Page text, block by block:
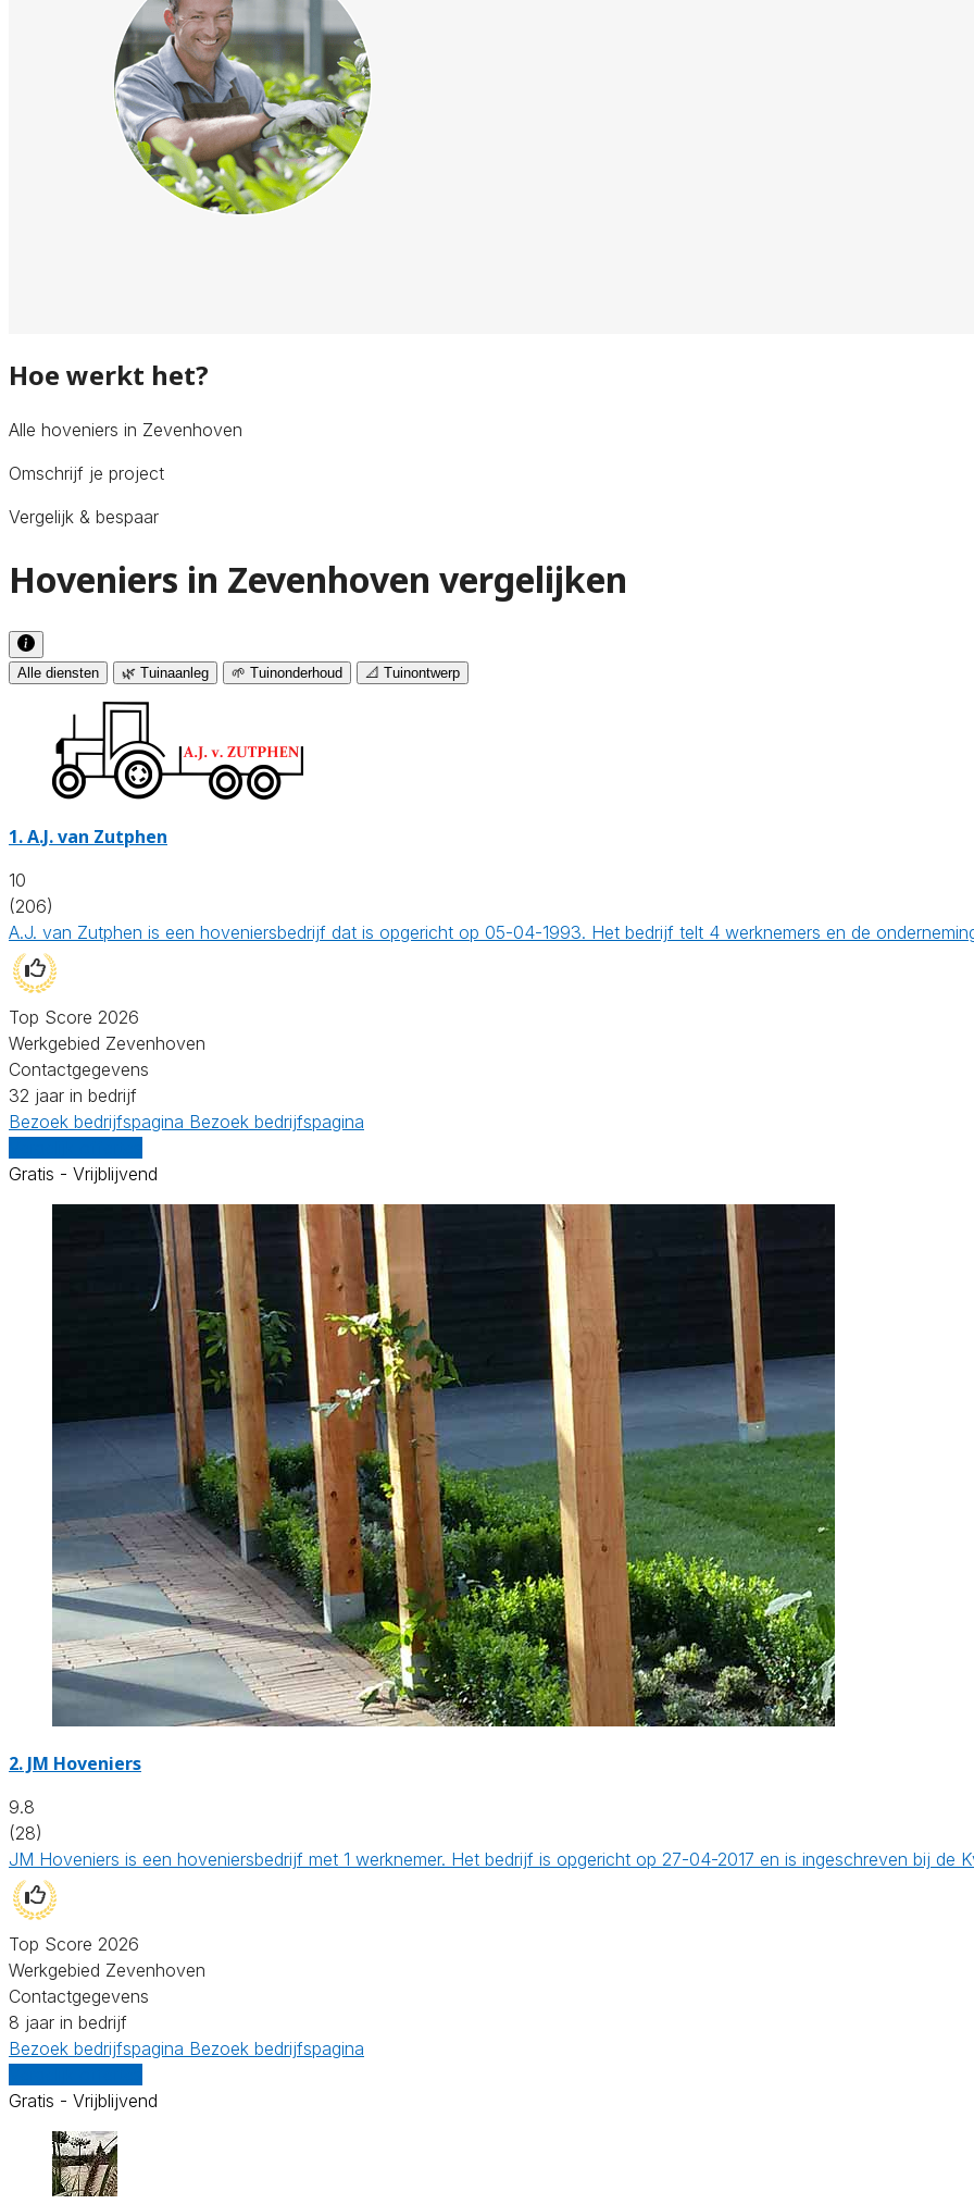
Hoe werkt het?
Alle hoveniers in Zevenhoven
Omschrijf je project
Vergelijk & bespaar
Hoveniers in Zevenhoven vergelijken
Alle diensten 🌿 Tuinaanleg 🌱 Tuinonderhoud 📐 Tuinontwerp
1.A.J. van Zutphen
10
(206)
A.J. van Zutphen is een hoveniersbedrijf dat is opgericht op 05-04-1993. Het bedrijf telt 4 werknemers en de
Top Score 2026
Werkgebied Zevenhoven
Contactgegevens
32 jaar in bedrijf
Bezoek bedrijfspagina Bezoek bedrijfspagina
Gratis - Vrijblijvend
2. JM Hoveniers
9.8
(28)
JM Hoveniers is een hoveniersbedrijf met 1 werknemer. Het bedrijf is opgericht op 27-04-2017 en is ingeschreven bij de
Top Score 2026
Werkgebied Zevenhoven
Contactgegevens
8 jaar in bedrijf
Bezoek bedrijfspagina Bezoek bedrijfspagina
Gratis - Vrijblijvend